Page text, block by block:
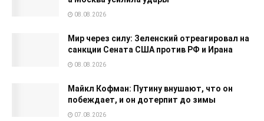
08.08.2026
Мир через силу: Зеленский отреагировал на
санкции Сената США против РФ и Ирана
08.08.2026
Майкл Кофман: Путину внушают, что он
побеждает, и он дотерпит до зимы
07.08.2026